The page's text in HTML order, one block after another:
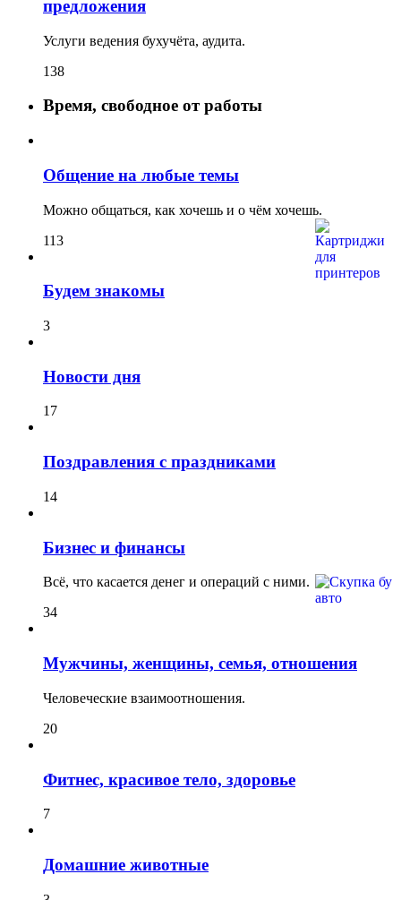
предложения
Услуги ведения бухучёта, аудита.
138
Время, свободное от работы
Общение на любые темы
Можно общаться, как хочешь и о чём хочешь.
113
Будем знакомы
3
Новости дня
17
Поздравления с праздниками
14
Бизнес и финансы
Всё, что касается денег и операций с ними.
34
Мужчины, женщины, семья, отношения
Человеческие взаимоотношения.
20
Фитнес, красивое тело, здоровье
7
Домашние животные